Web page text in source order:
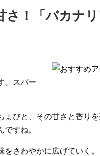
！「バカナ
。スパー
ょびと、その甘さと香り
すね。
をさわやかに広げていく